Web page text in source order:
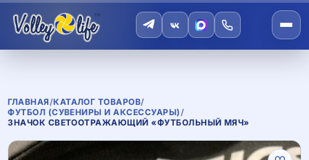
ГЛАВНАЯ/КАТАЛОГ ТОВАРОВ/
ФУТБОЛ (СУВЕНИРЫ И АКСЕССУАРЫ)/
ЗНАЧОК СВЕТООТРАЖАЮЩИЙ «ФУТБОЛЬНЫЙ МЯЧ»